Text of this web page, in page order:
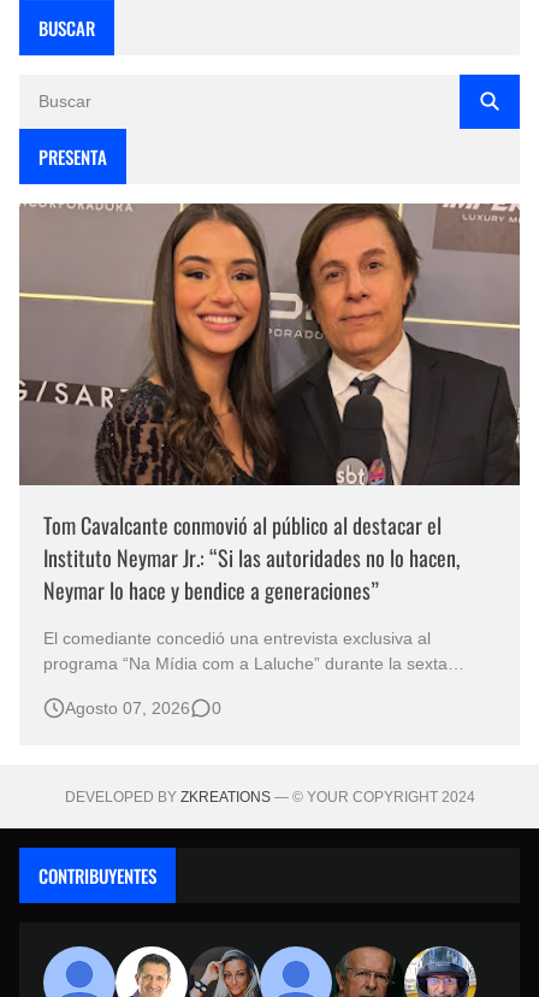
BUSCAR
PRESENTA
Tom Cavalcante conmovió al público al destacar el
Instituto Neymar Jr.: “Si las autoridades no lo hacen,
Neymar lo hace y bendice a generaciones”
El comediante concedió una entrevista exclusiva al
programa “Na Mídia com a Laluche” durante la sexta
eventos benéficos más importantes de Brasil. En medio del
Agosto 07, 2026 0
DEVELOPED BY ZKREATIONS— © YOUR COPYRIGHT 2024
CONTRIBUYENTES